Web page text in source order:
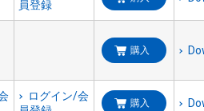
員登録
購入
ログイン/会
購入